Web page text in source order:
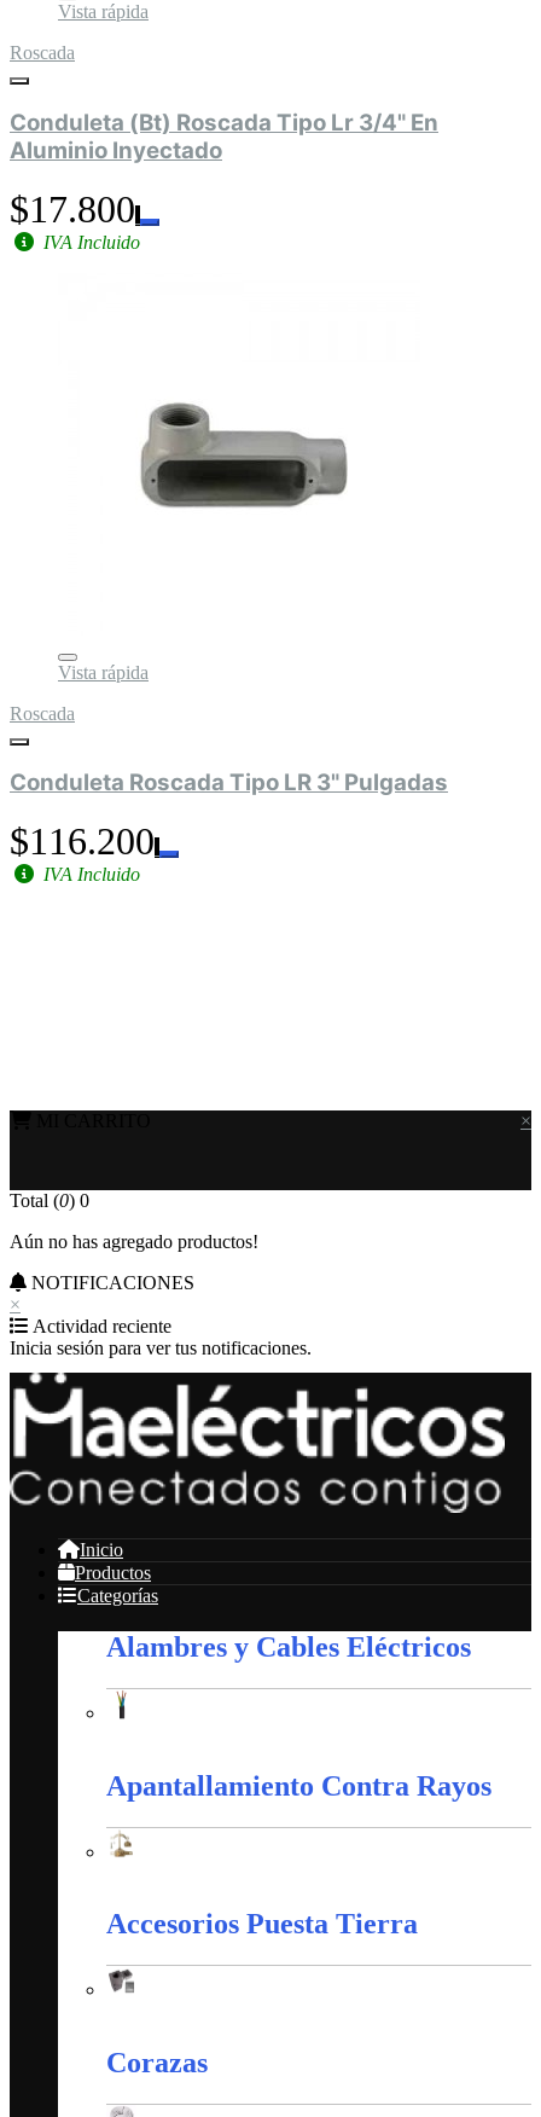
Vista rápida
Roscada
Conduleta (Bt) Roscada Tipo Lr 3/4" En
Aluminio Inyectado
$17.800
IVA Incluido
Vista rápida
Roscada
Conduleta Roscada Tipo LR 3" Pulgadas
$116.200
IVA Incluido
×
Total (0) 0
Aún no has agregado productos!
NOTIFICACIONES
×
Actividad reciente
Inicia sesión para ver tus notificaciones.
Inicio
Productos
Categorías
Alambres y Cables Eléctricos
Apantallamiento Contra Rayos
Accesorios Puesta Tierra
Corazas